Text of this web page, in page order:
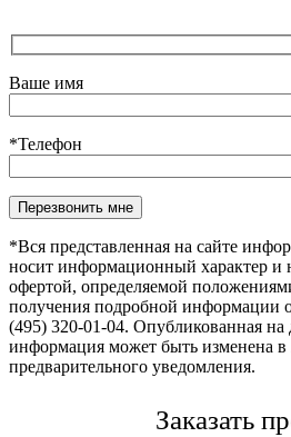
Ваше имя
*Телефон
Оставьте это поле пустым.
*Вся представленная на сайте
носит информационный характер и
офертой, определяемой
получения подробной информации
(495) 320-01-04. Опубликованная на
информация может быть изменена в
предварительного уведомления.
Заказать